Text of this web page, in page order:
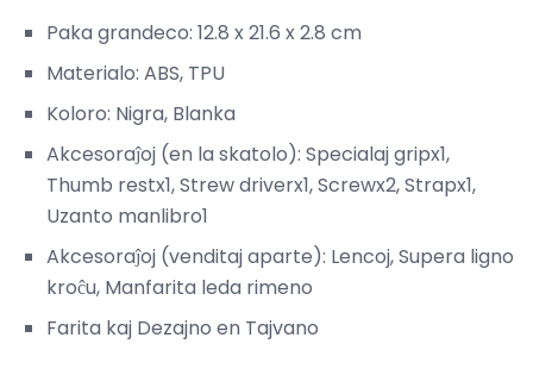
Paka grandeco: 12.8 x 21.6 x 2.8 cm
Materialo: ABS, TPU
Koloro: Nigra, Blanka
Akcesoraĵoj (en la skatolo): Specialaj gripx1,
Thumb restx1, Strew driverx1, Screwx2, Strapx1,
Uzanto manlibro1
Akcesoraĵoj (venditaj aparte): Lencoj, Supera ligno
kroĉu, Manfarita leda rimeno
Farita kaj Dezajno en Tajvano